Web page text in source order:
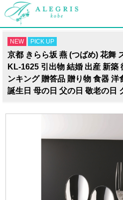
NEW PICK UP
京都 きらら坂 燕 (つばめ) 花舞
KL-1625 引出物 結婚 出産 新築
ンキング 贈答品 贈り物 食器 洋
誕生日 母の日 父の日 敬老の日